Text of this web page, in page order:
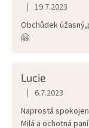
Hodnocení
| 19.7.2023
Obchůdek
🤗
Lucie
Hodnocení
| 6.7.2023
Naprostá
Milá a ochotná